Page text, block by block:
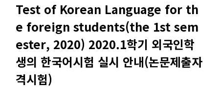
Test of Korean Language for th
e foreign students(the 1st sem
ester, 2020) 2020.1학기 외국인학
생의 한국어시험 실시 안내(논문제출자
격시험)